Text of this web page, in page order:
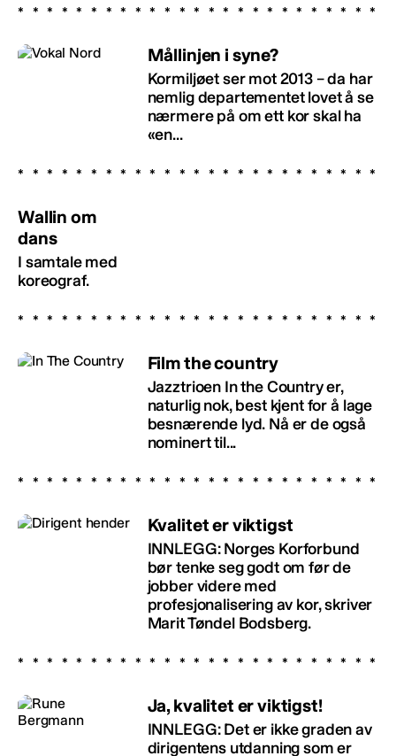
Mållinjen i syne?
Kormiljøet ser mot 2013 – da har
nemlig departementet lovet å se
nærmere på om ett kor skal ha
«en...
Wallin om
dans
I samtale med
koreograf.
Film the country
Jazztrioen In the Country er,
naturlig nok, best kjent for å lage
besnærende lyd. Nå er de også
nominert til...
Kvalitet er viktigst
INNLEGG: Norges Korforbund
bør tenke seg godt om før de
jobber videre med
profesjonalisering av kor, skriver
Marit Tøndel Bodsberg.
Ja, kvalitet er viktigst!
INNLEGG: Det er ikke graden av
dirigentens utdanning som er